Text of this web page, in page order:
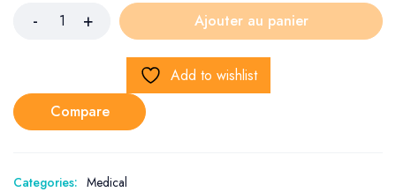
Ajouter au panier
Add to wishlist
Compare
Categories: Medical